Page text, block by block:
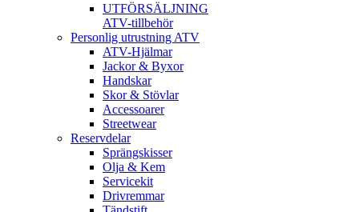
UTFÖRSÄLJNING
ATV-tillbehör
Personlig utrustning ATV
ATV-Hjälmar
Jackor & Byxor
Handskar
Skor & Stövlar
Accessoarer
Streetwear
Reservdelar
Sprängskisser
Olja & Kem
Servicekit
Drivremmar